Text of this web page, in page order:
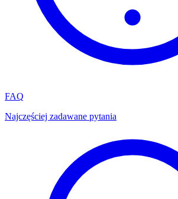
FAQ
Najczęściej zadawane pytania